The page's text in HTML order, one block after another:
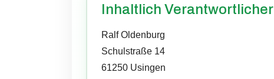
Inhaltlich Verantwortlicher
Ralf Oldenburg
Schulstraße 14
61250 Usingen